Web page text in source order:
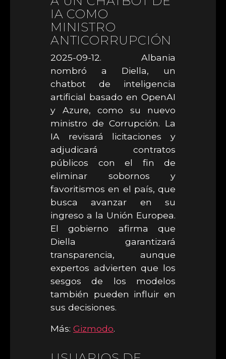
IA COMO
MINISTRO
ANTICORRUPCIÓN
2025-09-12. Albania
nombró a Diella, un
chatbot de inteligencia
artificial basado en OpenAI
y Azure, como su nuevo
ministro de Corrupción. La
IA revisará licitaciones y
adjudicará contratos
públicos con el fin de
eliminar sobornos y
favoritismos en el país, que
busca avanzar en su
ingreso a la Unión Europea.
El gobierno afirma que
Diella garantizará
transparencia, aunque
expertos advierten que los
sesgos de los modelos
también pueden influir en
sus decisiones.
Más: Gizmodo.